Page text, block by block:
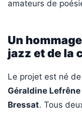
amateurs de
Un
jazz et de la
Le projet est né
Géraldine Lefrêne
Bressat. Tous